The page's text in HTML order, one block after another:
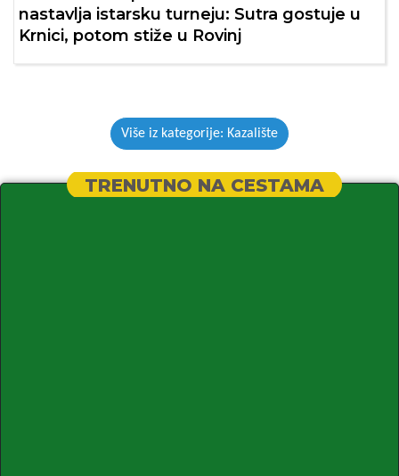
nastavlja istarsku turneju: Sutra gostuje u
Krnici, potom stiže u Rovinj
Više iz kategorije: Kazalište
TRENUTNO NA CESTAMA